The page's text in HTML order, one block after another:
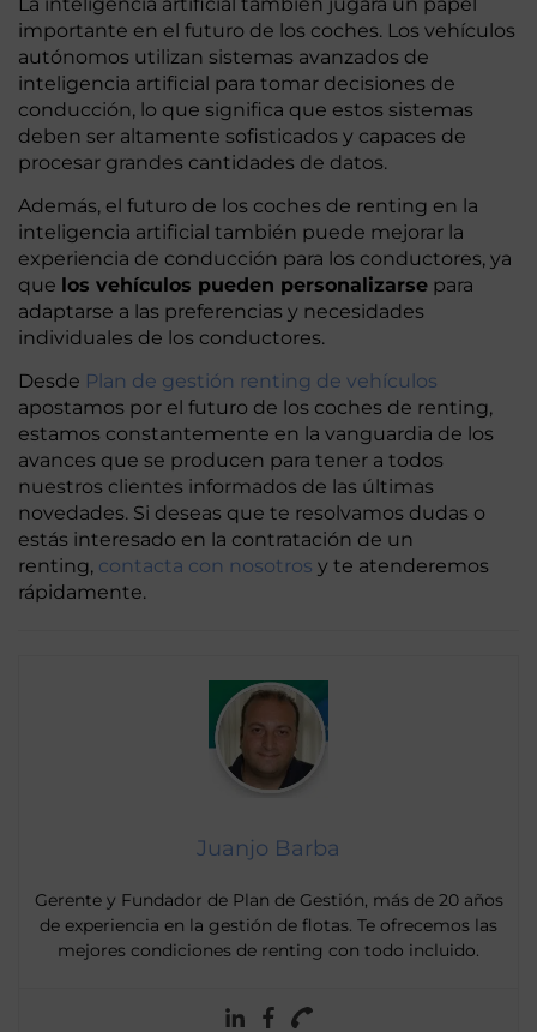
La inteligencia artificial también jugará un papel
importante en el futuro de los coches. Los vehículos
autónomos utilizan sistemas avanzados de
inteligencia artificial para tomar decisiones de
conducción, lo que significa que estos sistemas
deben ser altamente sofisticados y capaces de
procesar grandes cantidades de datos.
Además, el futuro de los coches de renting en la
inteligencia artificial también puede mejorar la
experiencia de conducción para los conductores, ya
que los vehículos pueden personalizarse para
adaptarse a las preferencias y necesidades
individuales de los conductores.
Desde Plan de gestión renting de vehículos
apostamos por el futuro de los coches de renting,
estamos constantemente en la vanguardia de los
avances que se producen para tener a todos
nuestros clientes informados de las últimas
novedades. Si deseas que te resolvamos dudas o
estás interesado en la contratación de un
renting, contacta con nosotros y te atenderemos
rápidamente.
Juanjo Barba
Gerente y Fundador de Plan de Gestión, más de 20 años
de experiencia en la gestión de flotas. Te ofrecemos las
mejores condiciones de renting con todo incluido.